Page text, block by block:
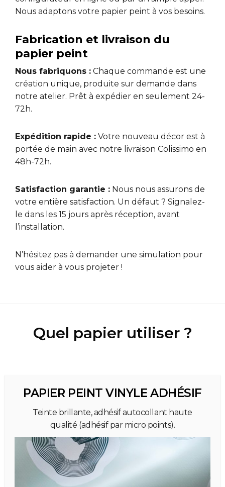
Nous adaptons votre papier peint à vos besoins.
Fabrication et livraison du
papier peint
Nous fabriquons : Chaque commande est une
création unique, produite sur demande dans
notre atelier. Prêt à expédier en seulement 24-
72h.
Expédition rapide : Votre nouveau décor est à
portée de main avec notre livraison Colissimo en
48h-72h.
Satisfaction garantie : Nous nous assurons de
votre entière satisfaction. Un défaut ? Signalez-
le dans les 15 jours après réception, avant
l’installation.
N’hésitez pas à demander une simulation pour
vous aider à vous projeter !
Quel papier utiliser ?
PAPIER PEINT VINYLE ADHÉSIF
Teinte brillante, adhésif autocollant haute
qualité (adhésif par micro points).